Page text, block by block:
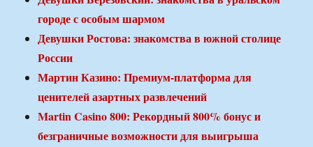
городе с особым шармом
Девушки Ростова: знакомства в южной столице
России
Мартин Казино: Премиум-платформа для
ценителей азартных развлечений
Martin Casino 800: Рекордный 800% бонус и
безграничные возможности для выигрыша